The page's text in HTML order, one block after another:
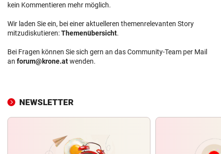
kein Kommentieren mehr möglich.
Wir laden Sie ein, bei einer aktuelleren themenrelevanten Story
mitzudiskutieren:Themenübersicht.
Bei Fragen können Sie sich gern an das Community-Team per Mail
an forum@krone.atwenden.
NEWSLETTER